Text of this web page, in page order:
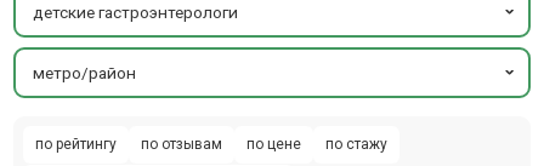
детские гастроэнтерологи
метро/район
по рейтингу по отзывам по цене по стажу